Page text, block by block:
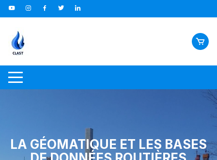
Aller
au
LA GÉOMATIQUE ET LES BASES